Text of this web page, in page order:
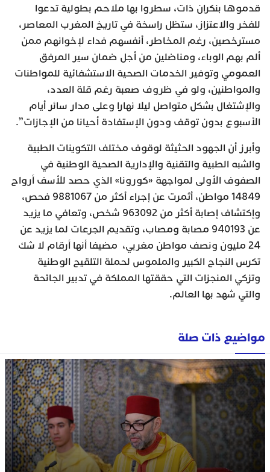
قدموها بنكران ذات، سطروا بها ملاحم بطولية تدعوا
للفخر والاعتزاز، ستظل راسخة في تاريخ المغرب المعاصر،
مسترخصين، رغم المخاطر، أنفسهم فداء لإخوانهم ممن
ألم بهم الوباء، ومناضلين من أجل ضمان سير المرفق
العمومي وتوفير الخدمات الصحية الاستشفائية للمواطنات
والمواطنين، ولو في ظروف صعبة رغم قلة العدد،
والإشتغال بشكل متواصل ليلا نهارا وعلى مدار سائر أيام
الأسبوع بدون توقف ودون الإستفادة أحيانا من الإجازات”.
وأبرز أن الجهود الحثيثة لوقوف مختلف التكوينات الطبية
والشبه الطبية والتقنية والإدارية الصحية الوطنية في
الصفوف الأولى لمواجهة «كورونا» الذي حصد للأسف أرواح
14849 مواطن، أثمرت عن إجراء أكثر من 9881067 فحص،
وإكتشاف إصابة أكثر من 963092 شخص، وتعافي ما يزيد
عن 940193 مصابة ومصاب، وتقديم الجرعات لما يزيد عن
24 مليون ونصف مواطن مغربي، مضيفا أنها أرقام لا شك
تكرس النجاح الكبير والملموس لحملة التلقيح الوطنية
وتزكي المنجزات التي حققتها المملكة في تدبير الجائحة
والتي شهد بها العالم.
مواضيع ذات صلة